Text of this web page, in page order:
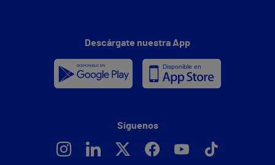
Descárgate nuestra App
Síguenos